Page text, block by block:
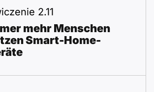
2.11
mehr Menschen
Smart-Home-